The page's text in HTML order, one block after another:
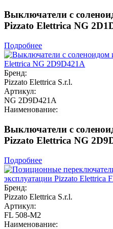
Выключатели с
Pizzato Elettrica NG
Подробнее
Бренд:
Pizzato Elettrica S.r.l.
Артикул:
NG 2D9D421A
Наименование:
Выключатели с
Pizzato Elettrica NG
Подробнее
Бренд:
Pizzato Elettrica S.r.l.
Артикул:
FL 508-M2
Наименование: